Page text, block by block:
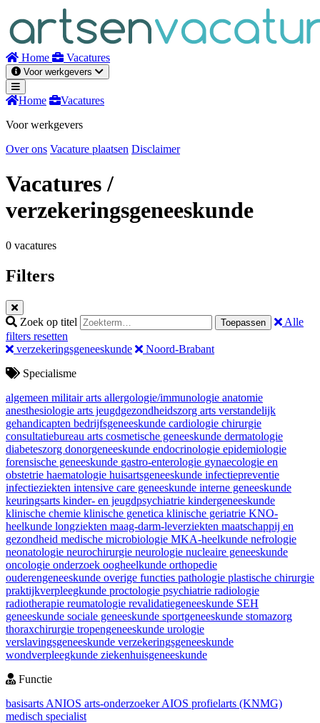
inhoud
Home Vacatures
Voor werkgevers
Home
Vacatures
Voor werkgevers
Over ons Vacature plaatsen Disclaimer
Vacatures/
verzekeringsgeneeskunde
0 vacatures
Filters
Zoek op titel Toepassen
Alle
filters resetten
verzekeringsgeneeskunde
Noord-Brabant
Specialisme
algemeen militair arts allergologie/immunologie anatomie
anesthesiologie arts jeugdgezondheidszorg arts verstandelijk
gehandicapten bedrijfsgeneeskunde cardiologie chirurgie
consultatiebureau arts cosmetische geneeskunde dermatologie
diabeteszorg donorgeneeskunde endocrinologie epidemiologie
forensische geneeskunde gastro-enterologie gynaecologie en
obstetrie haematologie huisartsgeneeskunde infectiepreventie
infectieziekten intensive care geneeskunde interne geneeskunde
keuringsarts kinder- en jeugdpsychiatrie kindergeneeskunde
klinische chemie klinische genetica klinische geriatrie KNO-
heelkunde longziekten maag-darm-leverziekten maatschappij en
gezondheid medische microbiologie MKA-heelkunde nefrologie
neonatologie neurochirurgie neurologie nucleaire geneeskunde
oncologie onderzoek oogheelkunde orthopedie
ouderengeneeskunde overige functies pathologie plastische chirurgie
praktijkverpleegkunde proctologie psychiatrie radiologie
radiotherapie reumatologie revalidatiegeneeskunde SEH
geneeskunde sociale geneeskunde sportgeneeskunde stomazorg
thoraxchirurgie tropengeneeskunde urologie
verslavingsgeneeskunde verzekeringsgeneeskunde
wondverpleegkunde ziekenhuisgeneeskunde
Functie
basisarts ANIOS arts-onderzoekerAIOS profielarts (KNMG)
medisch specialist